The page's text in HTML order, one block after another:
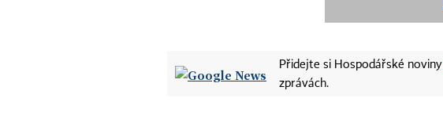
Přidejte si Hospodářské noviny
zprávách.